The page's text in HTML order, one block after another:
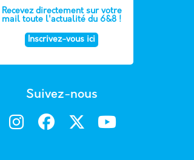
Recevez directement sur votre
mail toute l'actualité du 6&8 !
Inscrivez-vous ici
Suivez-nous